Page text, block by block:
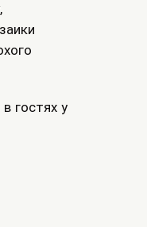
гостях у